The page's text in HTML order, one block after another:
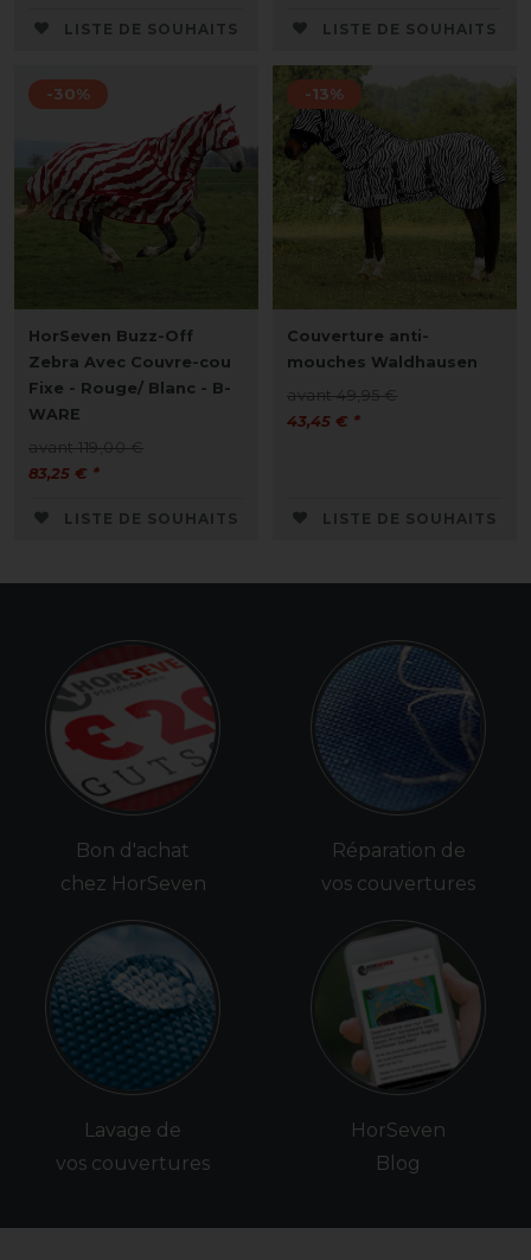
LISTE DE SOUHAITS LISTE DE SOUHAITS
-30%
HorSeven Buzz-Off
Zebra Avec Couvre-cou
Fixe - Rouge/ Blanc - B-
WARE
avant 119,00 €
83,25 € *
LISTE DE SOUHAITS
-13%
Couverture anti-
mouches Waldhausen
avant 49,95 €
43,45 € *
LISTE DE SOUHAITS
Bon d'achat
chez HorSeven
Lavage de
vos couvertures
Réparation de
vos couvertures
HorSeven
Blog